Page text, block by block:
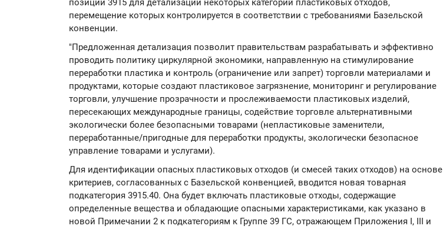
позиции 3915 для детализации некоторых категорий пластиковых отходов,
перемещение которых контролируется в соответствии с требованиями Базельской
конвенции.
"Предложенная детализация позволит правительствам разрабатывать и эффективно
проводить политику циркулярной экономики, направленную на стимулирование
переработки пластика и контроль (ограничение или запрет) торговли материалами и
продуктами, которые создают пластиковое загрязнение, мониторинг и регулирование
торговли, улучшение прозрачности и прослеживаемости пластиковых изделий,
пересекающих международные границы, содействие торговле альтернативными
экологически более безопасными товарами (непластиковые заменители,
переработанные/пригодные для переработки продукты, экологически безопасное
управление товарами и услугами).
Для идентификации опасных пластиковых отходов (и смесей таких отходов) на основе
критериев, согласованных с Базельской конвенцией, вводится новая товарная
подкатегория 3915.40. Она будет включать пластиковые отходы, содержащие
определенные вещества и обладающие опасными характеристиками, как указано в
новой Примечании 2 к подкатегориям к Группе 39 ГС, отражающем Приложения I, III и